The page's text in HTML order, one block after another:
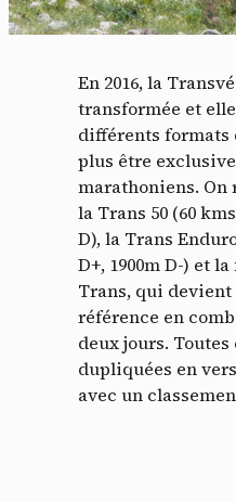
En 2016, la
transformée et
différents formats
plus être
marathoniens. On
la Trans 50 (60
D), la Trans
D+, 1900m D-) et
Trans, qui devient
référence en
deux jours.
dupliquées en
avec un